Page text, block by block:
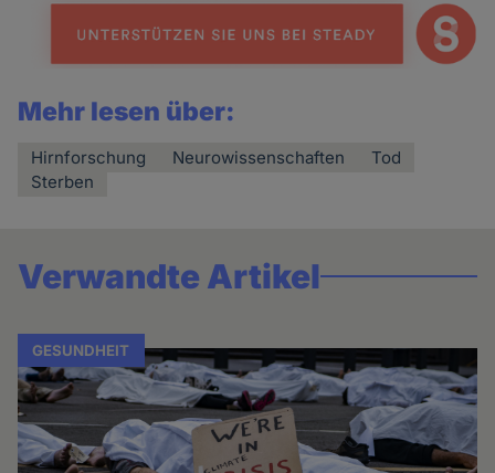
Mehr lesen über:
Hirnforschung Neurowissenschaften
Tod
Sterben
Verwandte Artikel
GESUNDHEIT